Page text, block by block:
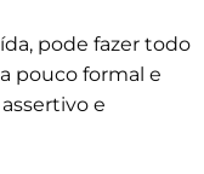
pode fazer todo
pouco formal e
e